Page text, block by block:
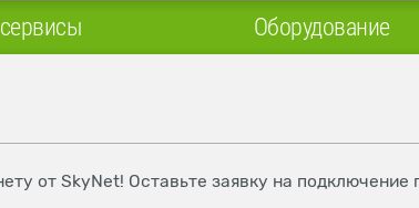
Оборудование
от SkyNet! Оставьте заявку на